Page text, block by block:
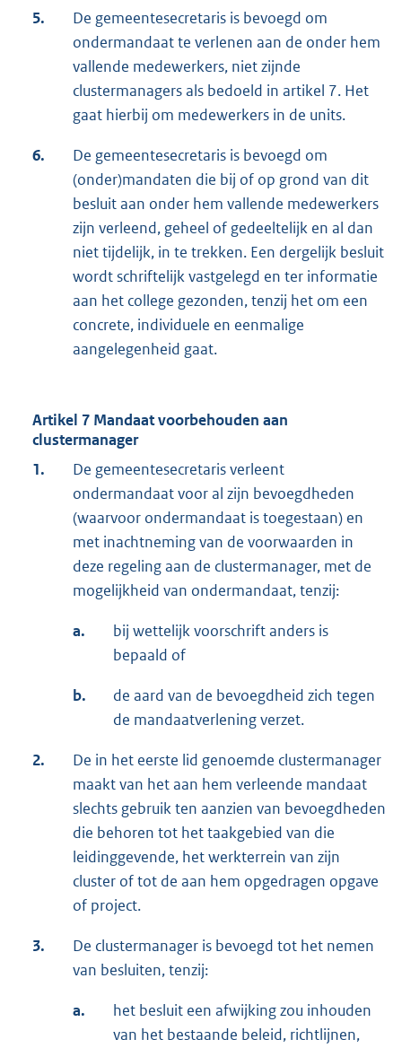
5.
De gemeentesecretaris is bevoegd om
ondermandaat te verlenen aan de onder hem
vallende medewerkers, niet zijnde
clustermanagers als bedoeld in artikel 7. Het
gaat hierbij om medewerkers in de units.
6.
De gemeentesecretaris is bevoegd om
(onder)mandaten die bij of op grond van dit
besluit aan onder hem vallende medewerkers
zijn verleend, geheel of gedeeltelijk en al dan
niet tijdelijk, in te trekken. Een dergelijk besluit
wordt schriftelijk vastgelegd en ter informatie
aan het college gezonden, tenzij het om een
concrete, individuele en eenmalige
aangelegenheid gaat.
Artikel 7 Mandaat voorbehouden aan
clustermanager
1.
De gemeentesecretaris verleent
ondermandaat voor al zijn bevoegdheden
(waarvoor ondermandaat is toegestaan) en
met inachtneming van de voorwaarden in
deze regeling aan de clustermanager, met de
mogelijkheid van ondermandaat, tenzij:
a.
bij wettelijk voorschrift anders is
bepaald of
b.
de aard van de bevoegdheid zich tegen
de mandaatverlening verzet.
2.
De in het eerste lid genoemde clustermanager
maakt van het aan hem verleende mandaat
slechts gebruik ten aanzien van bevoegdheden
die behoren tot het taakgebied van die
leidinggevende, het werkterrein van zijn
cluster of tot de aan hem opgedragen opgave
of project.
3.
De clustermanager is bevoegd tot het nemen
van besluiten, tenzij:
a.
het besluit een afwijking zou inhouden
van het bestaande beleid, richtlijnen,